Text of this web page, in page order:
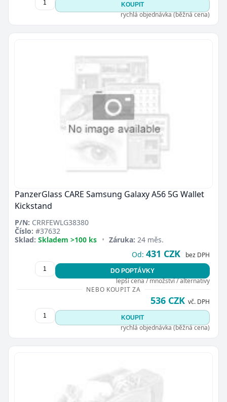
KOUPIT
rychlá objednávka (běžná cena)
PanzerGlass CARE Samsung Galaxy A56 5G Wallet
Kickstand
P/N: CRRFEWLG38380
Číslo: #37632
Sklad: Skladem >100 ks • Záruka: 24 měs.
Od: 431 CZK bez DPH
DO POPTÁVKY
lepší cena / množství / alternativy
NEBO KOUPIT ZA
536 CZK vč. DPH
KOUPIT
rychlá objednávka (běžná cena)